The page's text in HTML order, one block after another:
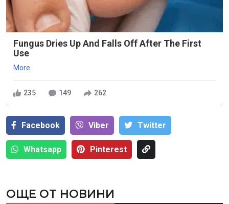
Fungus Dries Up And Falls Off After The First
Use
More
235 149 262
Facebook Viber Тwitter
Whatsapp Pinterest
ОЩЕ ОТ НОВИНИ